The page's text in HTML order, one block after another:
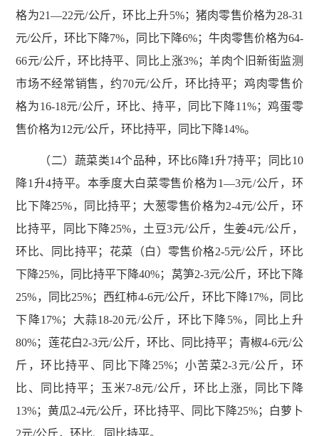
格为21—22元/公斤，环比上升5%；猪肉零售价格为28-31
元/公斤，环比下降7%，同比下降6%；牛肉零售价格为64-
66元/公斤，环比持平、同比上涨3%；羊肉个旧新街监测
市场不经常销售，约70元/公斤，环比持平；鸡肉零售价
格为16-18元/公斤，环比、持平，同比下降11%；鸡蛋零
售价格为12元/公斤，环比持平，同比下降14%。
（二）蔬菜类14个品种，环比6降1升7持平；同比10
降1升4持平。本季度大白菜零售价格为1—3元/公斤，环
比下降25%，同比持平；大葱零售价格为2-4元/公斤，环
比持平，同比下降25%，土豆3元/公斤，生姜4元/公斤，
环比、同比持平；花菜（白）零售价格2-5元/公斤，环比
下降25%，同比持平下降40%；莴笋2-3元/公斤，环比下降
25%，同比25%；西红柿4-6元/公斤，环比下降17%，同比
下降17%；大蒜18-20元/公斤，环比下降5%，同比上升
80%；莲花白2-3元/公斤，环比、同比持平；青椒4-6元/公
斤，环比持平、同比下降25%；小苦菜2-3元/公斤，环
比、同比持平；玉米7-8元/公斤，环比上涨，同比下降
13%；黄瓜2-4元/公斤，环比持平、同比下降25%；白萝卜